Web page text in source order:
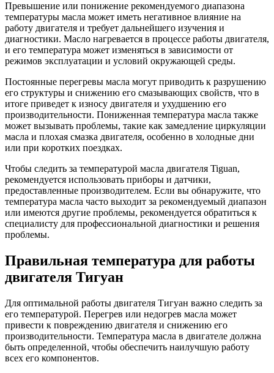
Превышение или понижение рекомендуемого диапазона
температуры масла может иметь негативное влияние на
работу двигателя и требует дальнейшего изучения и
диагностики. Масло нагревается в процессе работы двигателя,
и его температура может изменяться в зависимости от
режимов эксплуатации и условий окружающей среды.
Постоянные перегревы масла могут приводить к разрушению
его структуры и снижению его смазывающих свойств, что в
итоге приведет к износу двигателя и ухудшению его
производительности. Пониженная температура масла также
может вызывать проблемы, такие как замедление циркуляции
масла и плохая смазка двигателя, особенно в холодные дни
или при коротких поездках.
Чтобы следить за температурой масла двигателя Tiguan,
рекомендуется использовать приборы и датчики,
предоставленные производителем. Если вы обнаружите, что
температура масла часто выходит за рекомендуемый диапазон
или имеются другие проблемы, рекомендуется обратиться к
специалисту для профессиональной диагностики и решения
проблемы.
Правильная температура для работы
двигателя Тигуан
Для оптимальной работы двигателя Тигуан важно следить за
его температурой. Перегрев или недогрев масла может
привести к повреждению двигателя и снижению его
производительности. Температура масла в двигателе должна
быть определенной, чтобы обеспечить наилучшую работу
всех его компонентов.